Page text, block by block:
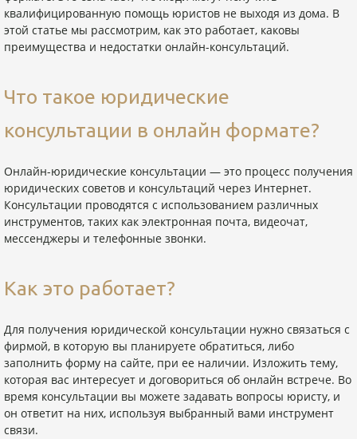
квалифицированную помощь юристов не выходя из дома. В
этой статье мы рассмотрим, как это работает, каковы
преимущества и недостатки онлайн-консультаций.
Что такое юридические
консультации в онлайн формате?
Онлайн-юридические консультации — это процесс получения
юридических советов и консультаций через Интернет.
Консультации проводятся с использованием различных
инструментов, таких как электронная почта, видеочат,
мессенджеры и телефонные звонки.
Как это работает?
Для получения юридической консультации нужно связаться с
фирмой, в которую вы планируете обратиться, либо
заполнить форму на сайте, при ее наличии. Изложить тему,
которая вас интересует и договориться об онлайн встрече. Во
время консультации вы можете задавать вопросы юристу, и
он ответит на них, используя выбранный вами инструмент
связи.